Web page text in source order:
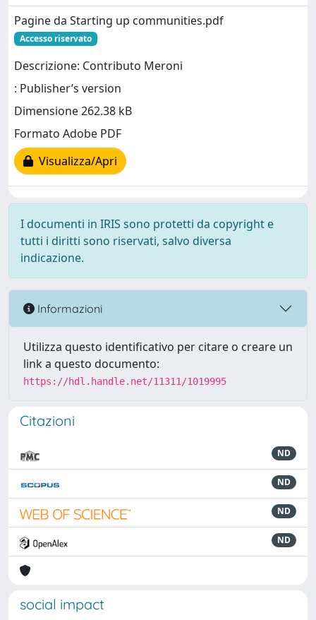
Pagine da Starting up communities.pdf
Accesso riservato
Descrizione: Contributo Meroni
: Publisher’s version
Dimensione 262.38 kB
Formato Adobe PDF
Visualizza/Apri
I documenti in IRIS sono protetti da copyright e
tutti i diritti sono riservati, salvo diversa
indicazione.
Informazioni
Utilizza questo identificativo per citare o creare un
link a questo documento:
https://hdl.handle.net/11311/1019995
Citazioni
ND
ND
ND
ND
social impact